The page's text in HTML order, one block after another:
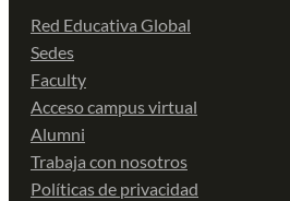
Red Educativa Global
Sedes
Faculty
Acceso campus virtual
Alumni
Trabaja con nosotros
Políticas de privacidad